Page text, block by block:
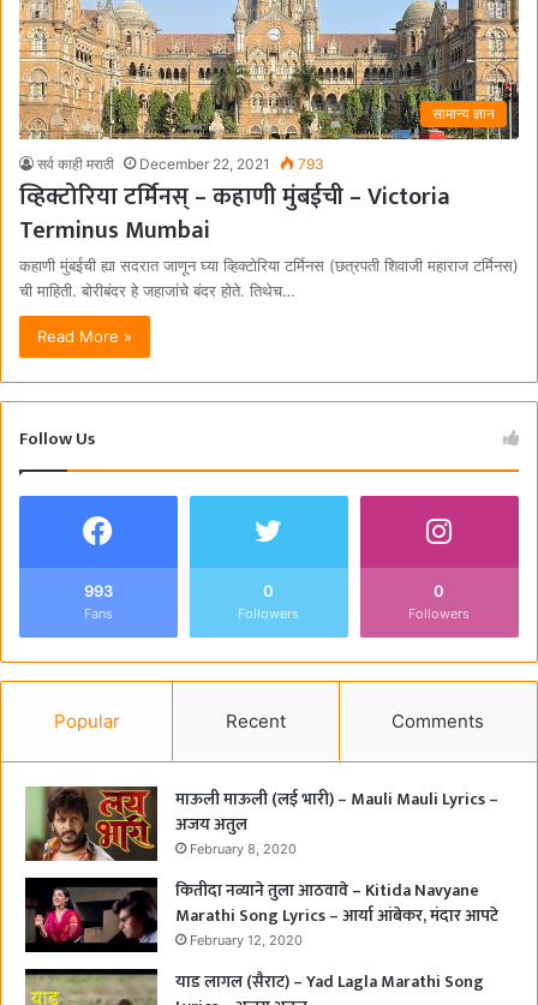
सामान्य ज्ञान
सर्व काही मराठी December 22, 2021 793
व्हिक्टोरिया टर्मिनस् – कहाणी मुंबईची – Victoria
Terminus Mumbai
कहाणी मुंबईची ह्या सदरात जाणून घ्या व्हिक्टोरिया टर्मिनस (छत्रपती शिवाजी महाराज टर्मिनस)
ची माहिती. बोरीबंदर हे जहाजांचे बंदर होते. तिथेच…
Read More »
Follow Us
993
Fans
0
Followers
0
Followers
Popular Recent Comments
माऊली माऊली (लई भारी) – Mauli Mauli Lyrics –
अजय अतुल
February 8, 2020
कितीदा नव्याने तुला आठवावे – Kitida Navyane
Marathi Song Lyrics – आर्या आंबेकर, मंदार आपटे
February 12, 2020
याड लागल (सैराट) – Yad Lagla Marathi Song